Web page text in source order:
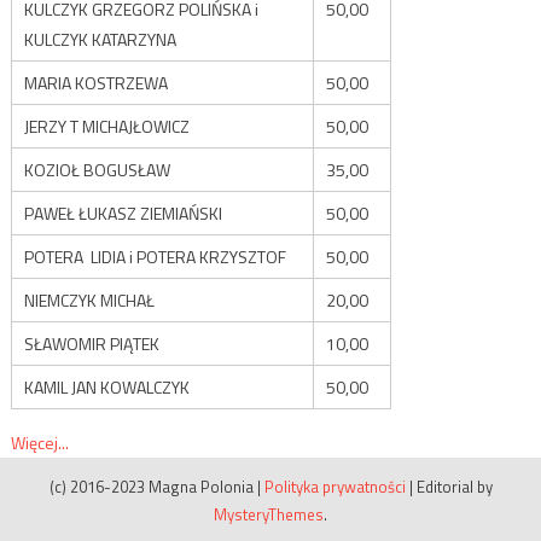
KULCZYK GRZEGORZ POLIŃSKA i
KULCZYK KATARZYNA
50,00
MARIA KOSTRZEWA
50,00
JERZY T MICHAJŁOWICZ
50,00
KOZIOŁ BOGUSŁAW
35,00
PAWEŁ ŁUKASZ ZIEMIAŃSKI
50,00
POTERA LIDIA i POTERA KRZYSZTOF
50,00
NIEMCZYK MICHAŁ
20,00
SŁAWOMIR PIĄTEK
10,00
KAMIL JAN KOWALCZYK
50,00
Więcej...
(c) 2016-2023 Magna Polonia | Polityka prywatności | Editorial by
MysteryThemes.